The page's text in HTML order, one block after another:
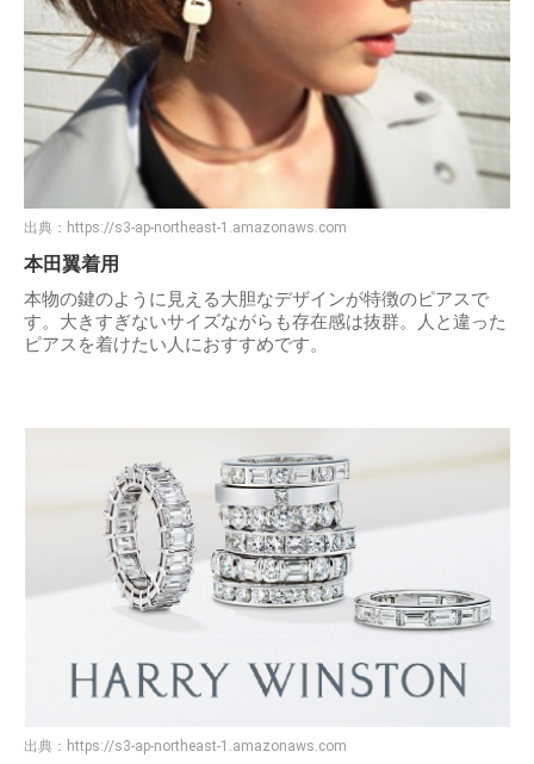
出典： https://s3-ap-northeast-1.amazonaws.com
本田翼着用
本物の鍵のように見える大胆なデザインが特徴のピアスで
す。大きすぎないサイズながらも存在感は抜群。人と違った
ピアスを着けたい人におすすめです。
出典： https://s3-ap-northeast-1.amazonaws.com